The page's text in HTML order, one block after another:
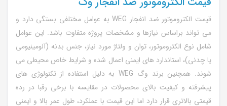
قیمت الکتروموتور ضد انفجار WEG به عوامل مختلفی بستگی دارد و
می تواند براساس نیازها و مشخصات پروژه متفاوت باشد. این عوامل
شامل نوع الکتروموتور، توان و ولتاژ مورد نیاز، جنس بدنه (آلومینیومی
یا چدنی)، استاندارد های ایمنی اعمال شده و شرایط خاص محیطی می
شوند. همچنین برند وگ WEG به دلیل استفاده از تکنولوژی های
پیشرفته و کیفیت بالای محصولات در مقایسه با برخی رقبا در رده
قیمتی بالاتری قرار دارد اما این قیمت با عملکرد، طول عمر بالا و ایمنی